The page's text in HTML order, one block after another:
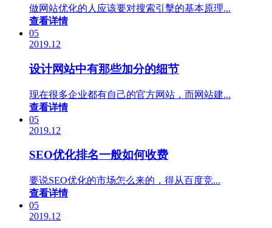
做网站优化的人应该要对搜索引擊的基本原理...
查看详情
05
2019.12
设计网站中有那些加分的细节
现在很多企业都有自己的官方网站，而网站建...
查看详情
05
2019.12
SEO优化排名一般如何收费
要说SEO优化的市场怎么来的，得从百度竞...
查看详情
05
2019.12